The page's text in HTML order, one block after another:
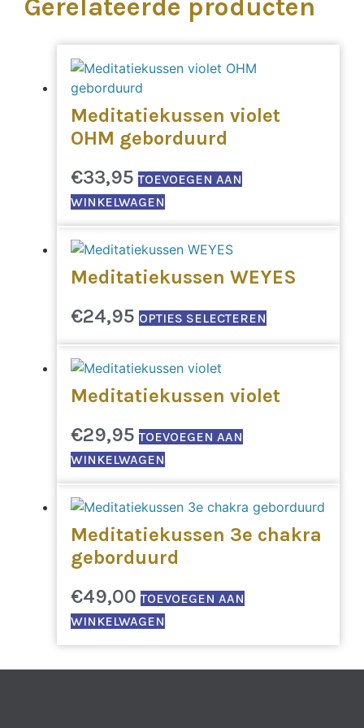
Gerelateerde producten
Meditatiekussen violet
OHM geborduurd
€33,95 TOEVOEGEN AAN
WINKELWAGEN
Meditatiekussen WEYES
€24,95 OPTIES SELECTERENDit
product
heeft
variaties.
Deze
worden
op
de
productpagina
Meditatiekussen violet
€29,95 TOEVOEGEN AAN
WINKELWAGEN
Meditatiekussen 3e chakra
geborduurd
€49,00 TOEVOEGEN AAN
WINKELWAGEN